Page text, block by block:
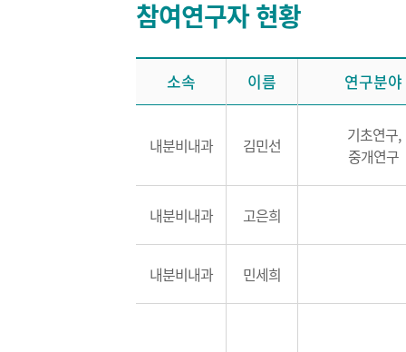
참여연구자 현황
소속 이름 연구분야
내분비내과 김민선
기초연구,
중개연구
내분비내과 고은희
내분비내과 민세희